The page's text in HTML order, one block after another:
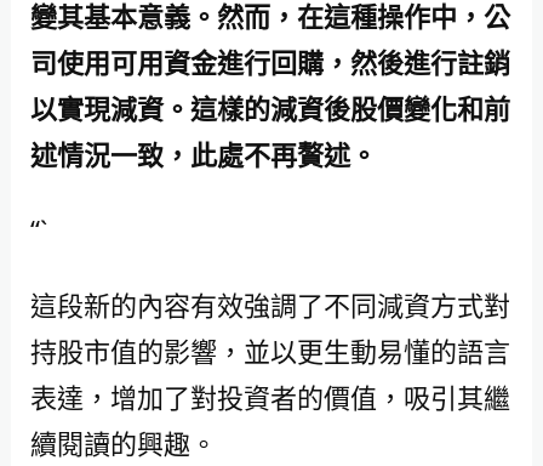
變其基本意義。然而，在這種操作中，公
司使用可用資金進行回購，然後進行註銷
以實現減資。這樣的減資後股價變化和前
述情況一致，此處不再贅述。
“`
這段新的內容有效強調了不同減資方式對
持股市值的影響，並以更生動易懂的語言
表達，增加了對投資者的價值，吸引其繼
續閱讀的興趣。